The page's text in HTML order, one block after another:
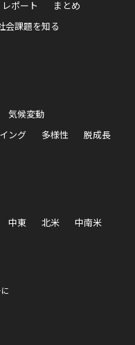
レポート
まとめ
会課題を知る
気候変動
ング 多様性 脱成長
中東 北米
中南米